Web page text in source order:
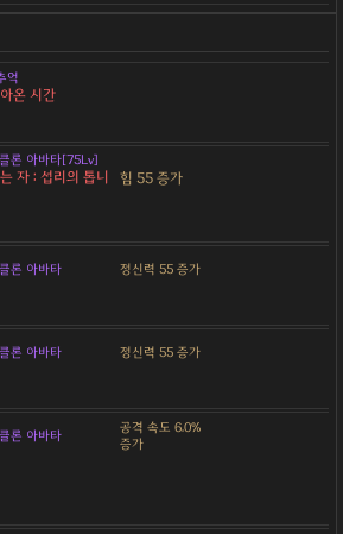
억
온 시간
론 아바타[75Lv]
자 : 섭리의 톱니
힘 55 증가
론 아바타
정신력 55 증가
론 아바타
정신력 55 증가
론 아바타
공격 속도 6.0%
증가